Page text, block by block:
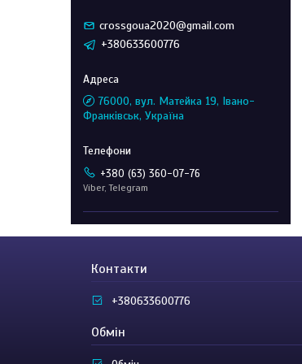
crossgoua2020@gmail.com
+380633600776
76000, вул. Матейка 19, Івано-
Франківськ, Україна
+380 (63) 360-07-76
Viber, Telegram
Контакти
+380633600776
Обмін